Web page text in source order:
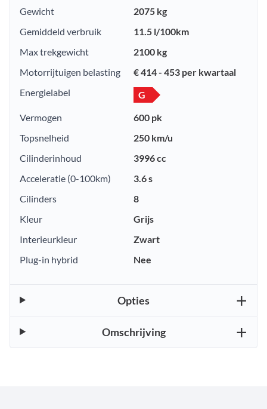
Gewicht
2075 kg
Gemiddeld verbruik
11.5 l/100km
Max trekgewicht
2100 kg
Motorrijtuigen belasting
€ 414 - 453 per kwartaal
Energielabel
G
Vermogen
600 pk
Topsnelheid
250 km/u
Cilinderinhoud
3996 cc
Acceleratie (0-100km)
3.6 s
Cilinders
8
Kleur
Grijs
Interieurkleur
Zwart
Plug-in hybrid
Nee
Opties
Omschrijving